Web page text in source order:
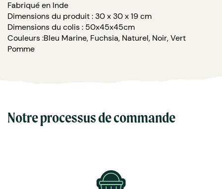
Fabriqué en Inde
Dimensions du produit : 30 x 30 x 19 cm
Dimensions du colis : 50x45x45cm
Couleurs :Bleu Marine, Fuchsia, Naturel, Noir, Vert
Pomme
Notre processus de commande